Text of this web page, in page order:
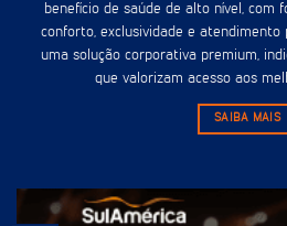
benefício de saúde de alto nível, com
conforto, exclusividade e atendimento
uma solução corporativa premium,
que valorizam acesso aos
SAIBA MAIS